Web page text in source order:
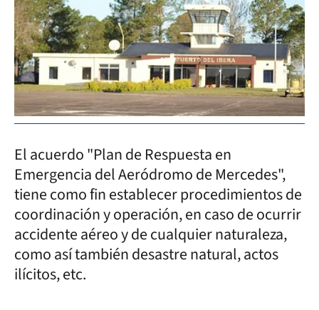
El acuerdo "Plan de Respuesta en
Emergencia del Aeródromo de Mercedes",
tiene como fin establecer procedimientos de
coordinación y operación, en caso de ocurrir
accidente aéreo y de cualquier naturaleza,
como así también desastre natural, actos
ilícitos, etc.